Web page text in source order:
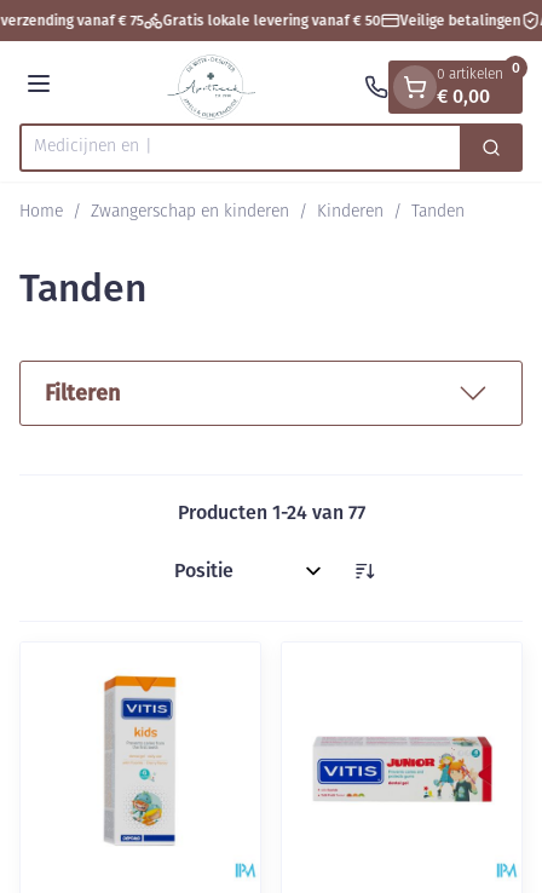
Ga naar de inhoud
1 van 1vanaf € 75 Gratis lokale levering vanaf € 50 Veilige betalingen
Menu
Product, merk, categorie... Zoek
0 artikelen
€ 0,00
0
Home / Zwangerschap en kinderen / Kinderen / Tanden
Tanden
Filteren
Producten 1-24van 77
Sorteer op: